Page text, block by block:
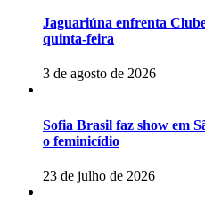
Jaguariúna enfrenta
quinta-feira
3 de agosto de 2026
Sofia Brasil faz show em
o feminicídio
23 de julho de 2026